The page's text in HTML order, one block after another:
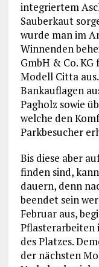
integriertem
Sauberkaut
wurde man im
Winnenden
GmbH & Co.
Modell Citta
Bankauflagen
Pagholz sowie
welche den
Parkbesucher
Bis diese aber
finden sind,
dauern, denn
beendet sein
Februar aus,
Pflasterarbeiten
des Platzes.
der nächsten